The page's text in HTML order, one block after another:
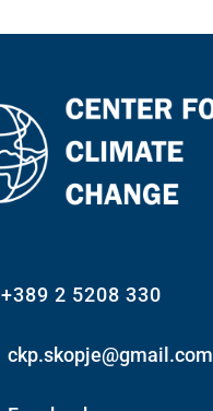
+389 2 5208 330
ckp.skopje@gmail.com